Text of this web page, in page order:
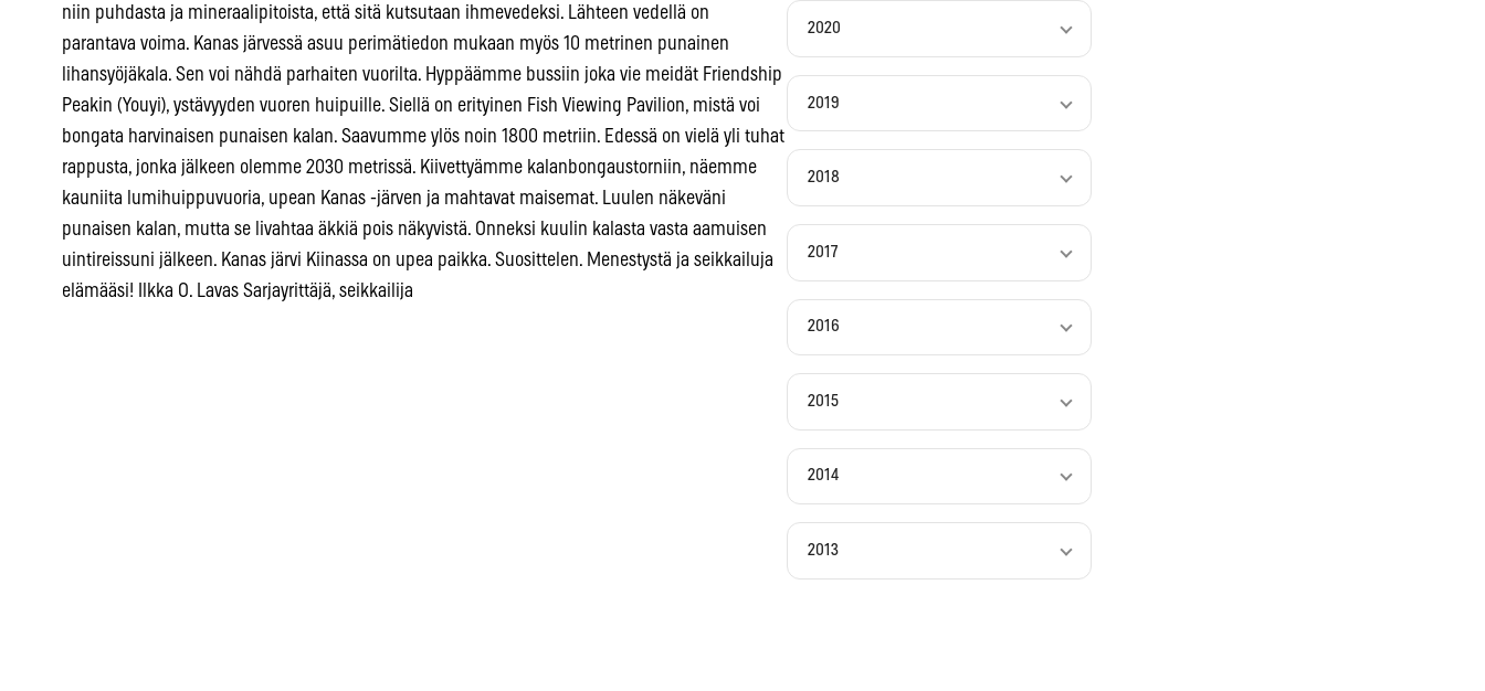
niin puhdasta ja mineraalipitoista, että sitä kutsutaan ihmevedeksi. Lähteen vedellä on
parantava voima. Kanas järvessä asuu perimätiedon mukaan myös 10 metrinen punainen
lihansyöjäkala. Sen voi nähdä parhaiten vuorilta. Hyppäämme bussiin joka vie meidät Friendship
Peakin (Youyi), ystävyyden vuoren huipuille. Siellä on erityinen Fish Viewing Pavilion, mistä voi
bongata harvinaisen punaisen kalan. Saavumme ylös noin 1800 metriin. Edessä on vielä yli tuhat
rappusta, jonka jälkeen olemme 2030 metrissä. Kiivettyämme kalanbongaustorniin, näemme
kauniita lumihuippuvuoria, upean Kanas -järven ja mahtavat maisemat. Luulen näkeväni
punaisen kalan, mutta se livahtaa äkkiä pois näkyvistä. Onneksi kuulin kalasta vasta aamuisen
uintireissuni jälkeen. Kanas järvi Kiinassa on upea paikka. Suosittelen. Menestystä ja seikkailuja
elämääsi! Ilkka O. Lavas Sarjayrittäjä, seikkailija
2020
2019
2018
2017
2016
2015
2014
2013